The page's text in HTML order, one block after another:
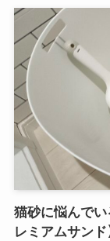
猫砂に悩んで
レミアムサン